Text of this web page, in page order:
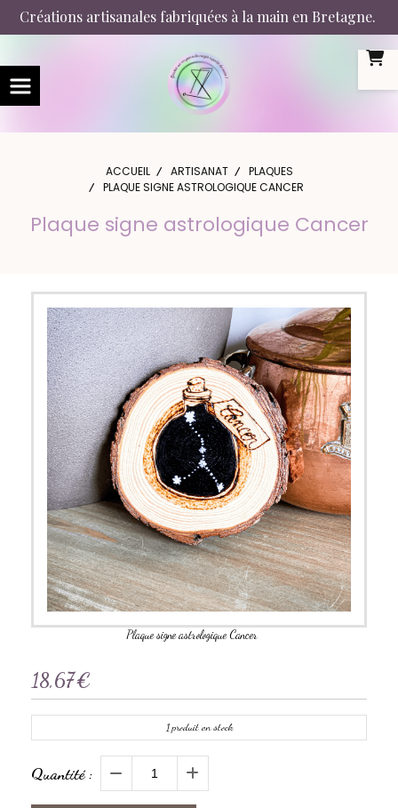
Créations artisanales fabriquées à la main en Bretagne.
ACCUEIL ARTISANAT
PLAQUES
PLAQUE SIGNE ASTROLOGIQUE CANCER
Plaque signe astrologique Cancer
Plaque signe astrologique Cancer
18,67€
1produit en stock
Quantité :